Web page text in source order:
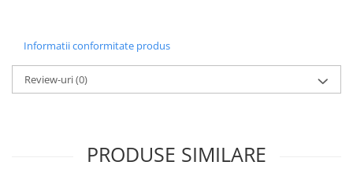
Informatii conformitate produs
Review-uri(0)
PRODUSE SIMILARE